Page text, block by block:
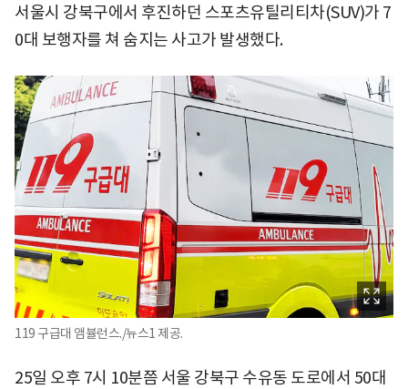
서울시 강북구에서 후진하던 스포츠유틸리티차(SUV)가 7
0대 보행자를 쳐 숨지는 사고가 발생했다.
119 구급대 앰뷸런스./뉴스1 제공.
25일 오후 7시 10분쯤 서울 강북구 수유동 도로에서 50대